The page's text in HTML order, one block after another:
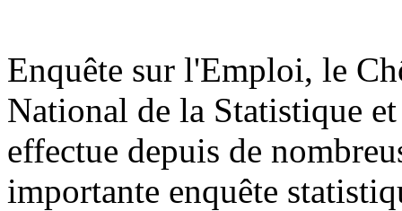
Enquête sur l'Emploi, le
National de la Statistique
effectue depuis de
importante enquête